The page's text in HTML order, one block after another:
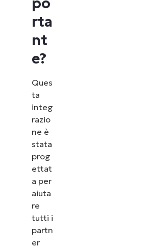
rta
nt
e?
Ques
ta
integ
razio
ne è
stata
prog
ettat
a per
aiuta
re
tutti i
partn
er